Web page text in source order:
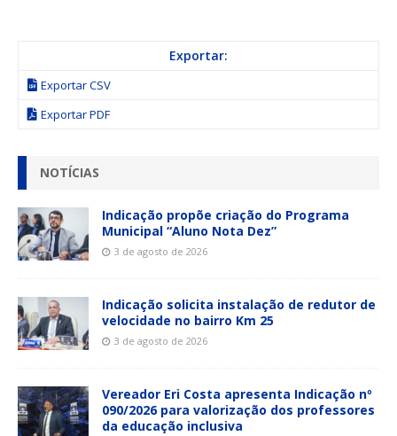
Exportar:
Exportar CSV
Exportar PDF
NOTÍCIAS
Indicação propõe criação do Programa
Municipal “Aluno Nota Dez”
3 de agosto de 2026
Indicação solicita instalação de redutor de
velocidade no bairro Km 25
3 de agosto de 2026
Vereador Eri Costa apresenta Indicação nº
090/2026 para valorização dos professores
da educação inclusiva